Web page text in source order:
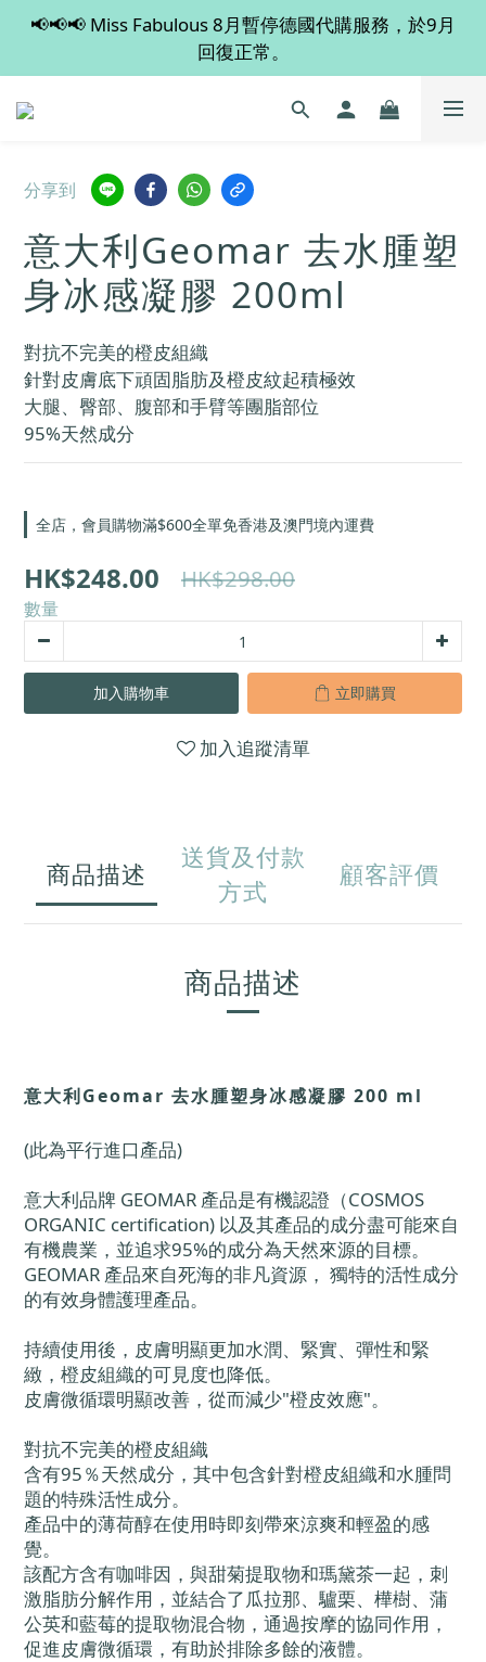
💡 全店滿 $600 免運費，買多件更抵！
📢📢📢 Miss Fabulous 8月暫停德國代購服務，於9月
回復正常。
💡 全店滿 $600 免運費，買多件更抵！
分享到
意大利Geomar 去水腫塑
身冰感凝膠 200ml
對抗不完美的橙皮組織
針對皮膚底下頑固脂肪及橙皮紋起積極效
大腿、臀部、腹部和手臂等團脂部位
95%天然成分
全店，會員購物滿$600全單免香港及澳門境內運費
HK$248.00 HK$298.00
數量
加入購物車 立即購買
加入追蹤清單
商品描述
送貨及付款
方式
顧客評價
商品描述
意大利Geomar 去水腫塑身冰感凝膠 200 ml
(此為平行進口產品)
意大利品牌 GEOMAR 產品是有機認證（COSMOS
ORGANIC certification) 以及其產品的成分盡可能來自
有機農業，並追求95%的成分為天然來源的目標。
GEOMAR 產品來自死海的非凡資源， 獨特的活性成分
的有效身體護理產品。
持續使用後，皮膚明顯更加水潤、緊實、彈性和緊
緻，橙皮組織的可見度也降低。
皮膚微循環明顯改善，從而減少"橙皮效應"。
對抗不完美的橙皮組織
含有95％天然成分，其中包含針對橙皮組織和水腫問
題的特殊活性成分。
產品中的薄荷醇在使用時即刻帶來涼爽和輕盈的感
覺。
該配方含有咖啡因，與甜菊提取物和瑪黛茶一起，刺
激脂肪分解作用，並結合了瓜拉那、驢栗、樺樹、蒲
公英和藍莓的提取物混合物，通過按摩的協同作用，
促進皮膚微循環，有助於排除多餘的液體。